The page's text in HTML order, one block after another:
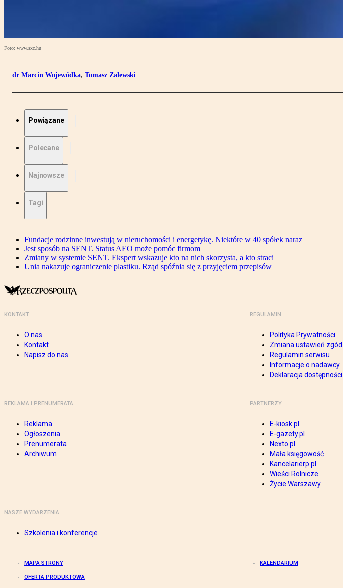
Foto: www.sxc.hu
dr Marcin Wojewódka, Tomasz Zalewski
Powiązane
Polecane
Najnowsze
Tagi
Fundacje rodzinne inwestują w nieruchomości i energetykę. Niektóre w 40 spółek naraz
Jest sposób na SENT. Status AEO może pomóc firmom
Zmiany w systemie SENT. Ekspert wskazuje kto na nich skorzysta, a kto straci
Unia nakazuje ograniczenie plastiku. Rząd spóźnia się z przyjęciem przepisów
KONTAKT
O nas
Kontakt
Napisz do nas
REGULAMIN
Polityka Prywatności
Zmiana ustawień zgód
Regulamin serwisu
Informacje o nadawcy
Deklaracja dostępności
REKLAMA I PRENUMERATA
Reklama
Ogłoszenia
Prenumerata
Archiwum
PARTNERZY
E-kiosk.pl
E-gazety.pl
Nexto.pl
Mała księgowość
Kancelarierp.pl
Wieści Rolnicze
Życie Warszawy
NASZE WYDARZENIA
Szkolenia i konferencje
MAPA STRONY KALENDARIUM
OFERTA PRODUKTOWA